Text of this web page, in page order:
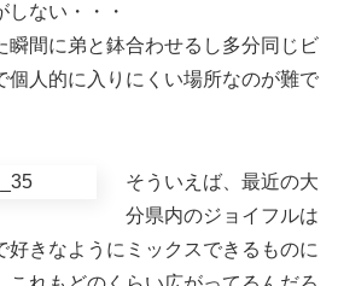
ない・・・
瞬間に弟と鉢合わせるし多分同じビ
個人的に入りにくい場所なのが難で
そういえば、最近の大
分県内のジョイフルは
好きなようにミックスできるものに